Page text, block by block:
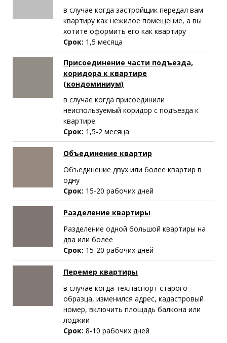
в случае когда застройщик передал вам
квартиру как нежилое помещение, а вы
хотите оформить его как квартиру
Срок: 1,5 месяца
Присоединение части подъезда,
коридора к квартире
(кондоминиум)
в случае когда присоединили
неиспользуемый коридор с подъезда к
квартире
Срок: 1,5-2 месяца
Объединение квартир
Объединение двух или более квартир в
одну
Срок: 15-20 рабочих дней
Разделение квартиры
Разделение одной большой квартиры на
два или более
Срок: 15-20 рабочих дней
Перемер квартиры
в случае когда тех.паспорт старого
образца, изменился адрес, кадастровый
номер, включить площадь балкона или
лоджии
Срок: 8-10 рабочих дней